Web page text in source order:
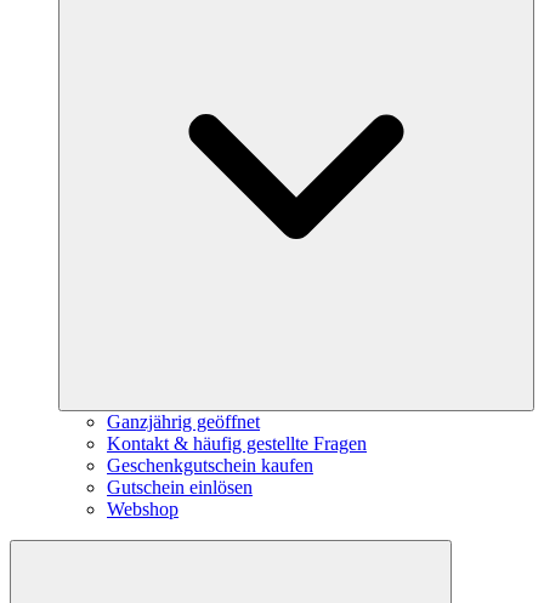
Ganzjährig geöffnet
Kontakt & häufig gestellte Fragen
Geschenkgutschein kaufen
Gutschein einlösen
Webshop